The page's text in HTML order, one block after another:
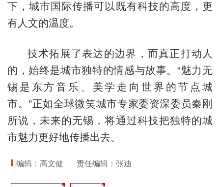
下，城市国际传播可以既有科技的高度，更
有人文的温度。
技术拓展了表达的边界，而真正打动人
的，始终是城市独特的情感与故事。“魅力无
锡是东方音乐、美学走向世界的节点城
市。”正如全球微笑城市专家委资深委员秦刚
所说，未来的无锡，将通过科技把独特的城
市魅力更好地传播出去。
编辑：高文健 责任编辑：张迪